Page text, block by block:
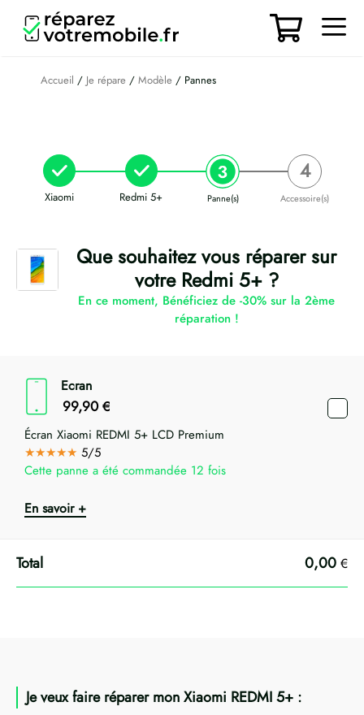
contenu
Accueil / Je répare / Modèle / Pannes
Xiaomi Redmi 5+ Panne(s) Accessoire(s)
Que souhaitez vous réparer sur
votre Redmi 5+ ?
En ce moment, Bénéficiez de -30% sur la 2ème
réparation !
Ecran
99,90 €
Écran Xiaomi REDMI 5+ LCD Premium
★★★★★ 5/5
Cette panne a été commandée 12 fois
En savoir +
0,00 €
Je veux faire réparer mon Xiaomi REDMI 5+ :